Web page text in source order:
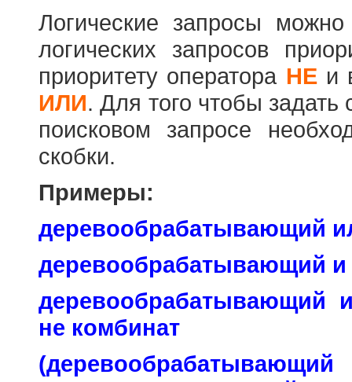
Логические запросы
логических запросов
приоритету оператора НЕи
ИЛИ. Для того чтобы задать
поисковом запросе
скобки.
Примеры:
деревообрабатывающий
деревообрабатывающий и
деревообрабатывающий
не комбинат